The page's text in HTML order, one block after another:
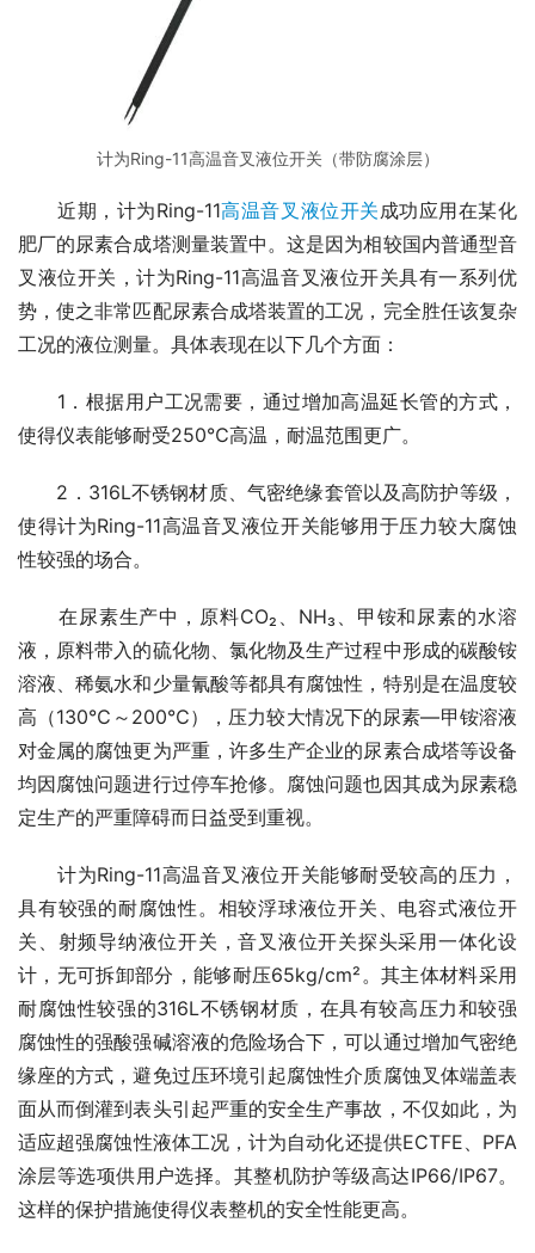
计为Ring-11高温音叉液位开关（带防腐涂层）
近期，计为Ring-11高温音叉液位开关成功应用在某化
肥厂的尿素合成塔测量装置中。这是因为相较国内普通型音
叉液位开关，计为Ring-11高温音叉液位开关具有一系列优
势，使之非常匹配尿素合成塔装置的工况，完全胜任该复杂
工况的液位测量。具体表现在以下几个方面：
1．根据用户工况需要，通过增加高温延长管的方式，
使得仪表能够耐受250℃高温，耐温范围更广。
2．316L不锈钢材质、气密绝缘套管以及高防护等级，
使得计为Ring-11高温音叉液位开关能够用于压力较大腐蚀
性较强的场合。
在尿素生产中，原料CO₂、NH₃、甲铵和尿素的水溶
液，原料带入的硫化物、氯化物及生产过程中形成的碳酸铵
溶液、稀氨水和少量氰酸等都具有腐蚀性，特别是在温度较
高（130℃～200℃），压力较大情况下的尿素—甲铵溶液
对金属的腐蚀更为严重，许多生产企业的尿素合成塔等设备
均因腐蚀问题进行过停车抢修。腐蚀问题也因其成为尿素稳
定生产的严重障碍而日益受到重视。
计为Ring-11高温音叉液位开关能够耐受较高的压力，
具有较强的耐腐蚀性。相较浮球液位开关、电容式液位开
关、射频导纳液位开关，音叉液位开关探头采用一体化设
计，无可拆卸部分，能够耐压65kg/cm²。其主体材料采用
耐腐蚀性较强的316L不锈钢材质，在具有较高压力和较强
腐蚀性的强酸强碱溶液的危险场合下，可以通过增加气密绝
缘座的方式，避免过压环境引起腐蚀性介质腐蚀叉体端盖表
面从而倒灌到表头引起严重的安全生产事故，不仅如此，为
适应超强腐蚀性液体工况，计为自动化还提供ECTFE、PFA
涂层等选项供用户选择。其整机防护等级高达IP66/IP67。
这样的保护措施使得仪表整机的安全性能更高。